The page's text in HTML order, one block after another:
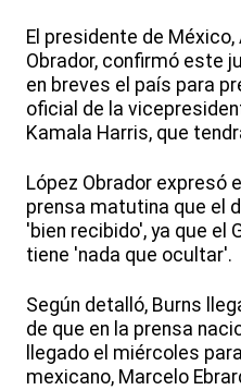
El presidente de
Obrador, confirmó este
en breves el país para
oficial de la
Kamala Harris, que
López Obrador expresó
prensa matutina que el
'bien recibido', ya que el
tiene 'nada que ocultar'.
Según detalló, Burns
de que en la prensa
llegado el miércoles
mexicano, Marcelo